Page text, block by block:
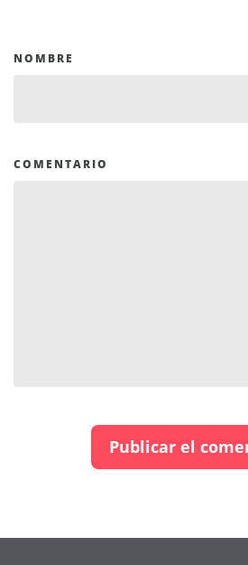
NOMBRE
COMENTARIO